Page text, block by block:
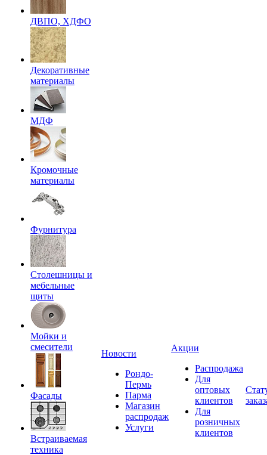
ДВПО, ХДФО
Декоративные
материалы
МДФ
Кромочные
материалы
Фурнитура
Столешницы и
мебельные
щиты
Мойки и
смесители
Фасады
Встраиваемая
техника
Новости
Рондо-
Пермь
Парма
Магазин
распродаж
Услуги
Акции
Распродажа
Для
оптовых
клиентов
Для
розничных
клиентов